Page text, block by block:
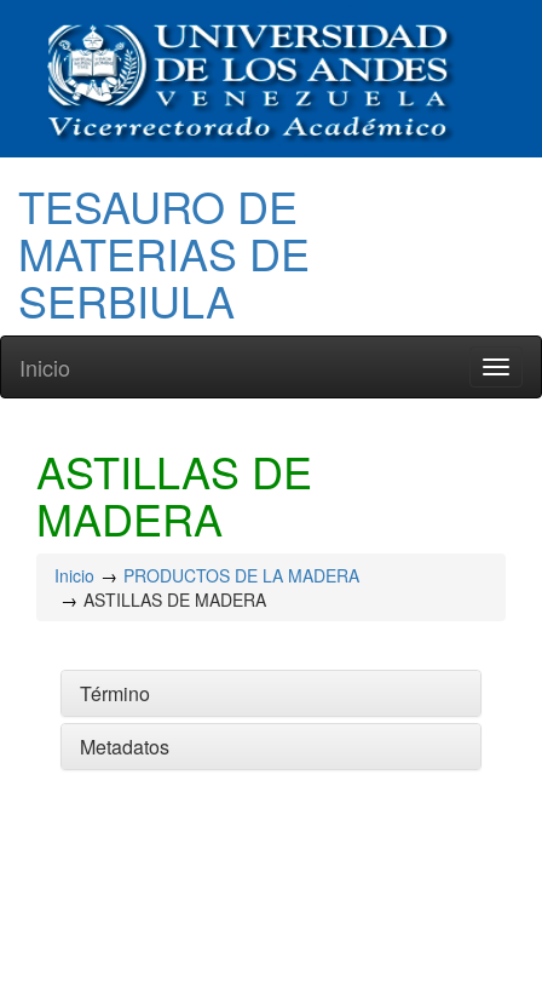
TESAURO DE
MATERIAS DE
SERBIULA
Inicio
ASTILLAS DE
MADERA
Inicio
PRODUCTOS DE LA MADERA
ASTILLAS DE MADERA
Término
Metadatos